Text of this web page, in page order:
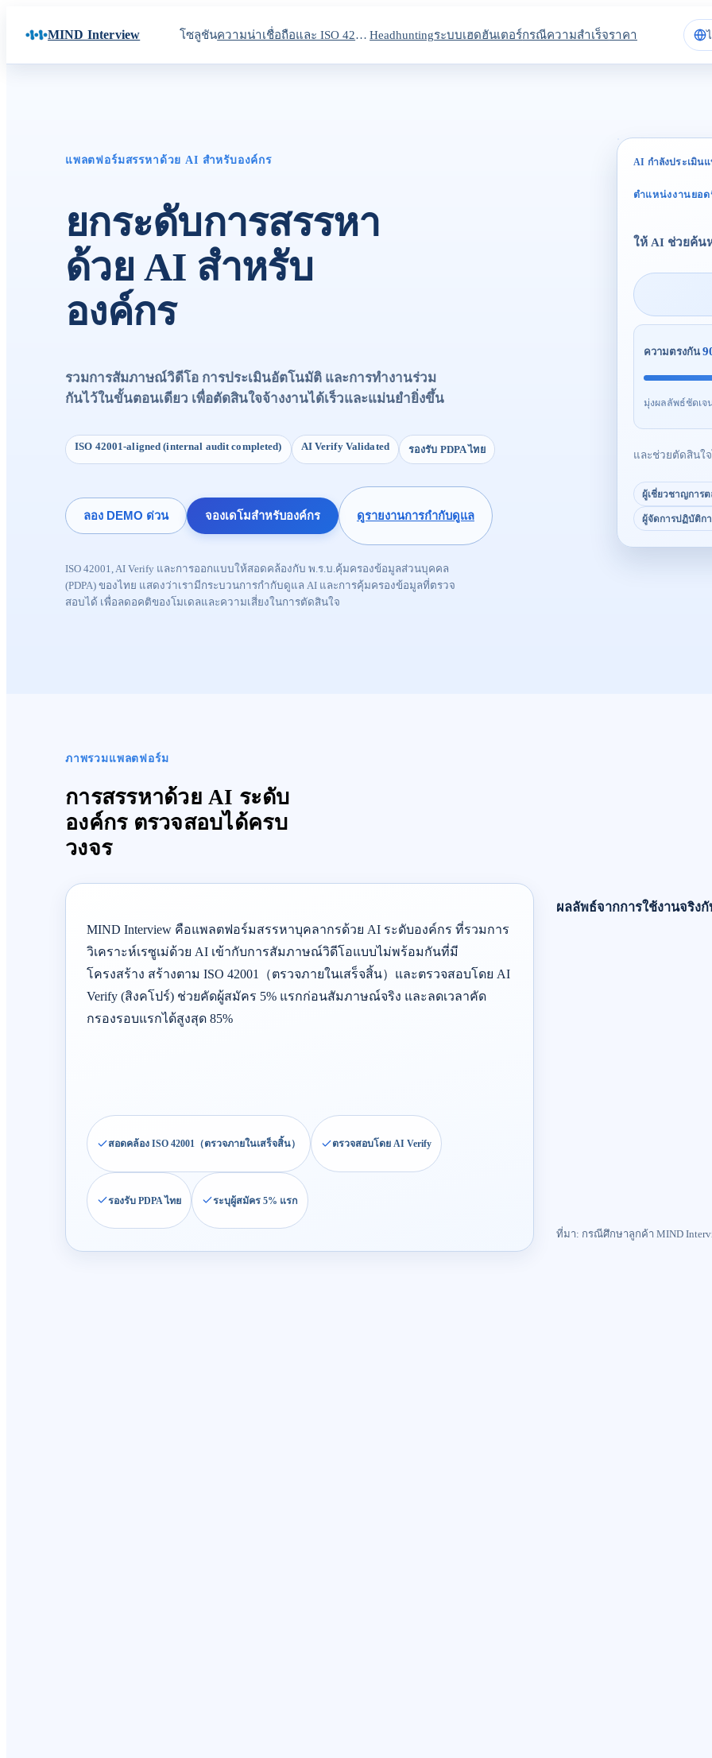
MIND Interview โซลูชัน ความน่าเชื่อถือและ ISO 42001 Headhuntingระบบเฮดฮันเตอร์กรณีความสำเร็จราคา
แพลตฟอร์มสรรหาด้วย AI สำหรับองค์กร
ยกระดับการสรรหา
ด้วย AI สำหรับ
องค์กร
รวมการสัมภาษณ์วิดีโอ การประเมินอัตโนมัติ และการทำงานร่วม
กันไว้ในขั้นตอนเดียว เพื่อตัดสินใจจ้างงานได้เร็วและแม่นยำยิ่งขึ้น
ISO 42001-aligned (internal audit completed) AI Verify Validated รองรับ PDPA ไทย
ลอง DEMO ด่วน จองเดโมสำหรับองค์กร ดูรายงานการกำกับดูแล
AI กำลังประเมิน
ตำแหน่งงานยอ
ให้ AI ช่วยค้น
ความตรงกัน
มุ่งผลลัพธ์ชัดเจ
และช่วยตัดสินใ
ผู้เชี่ยวชาญการ
ผู้จัดการปฏิบัติก
ISO 42001, AI Verify และการออกแบบให้สอดคล้องกับ พ.ร.บ.คุ้มครองข้อมูลส่วนบุคคล
(PDPA) ของไทย แสดงว่าเรามีกระบวนการกำกับดูแล AI และการคุ้มครองข้อมูลที่ตรวจ
สอบได้ เพื่อลดอคติของโมเดลและความเสี่ยงในการตัดสินใจ
ภาพรวมแพลตฟอร์ม
การสรรหาด้วย AI ระดับ
องค์กร ตรวจสอบได้ครบ
วงจร
MIND Interview คือแพลตฟอร์มสรรหาบุคลากรด้วย AI ระดับองค์กร ที่รวมการ
วิเคราะห์เรซูเม่ด้วย AI เข้ากับการสัมภาษณ์วิดีโอแบบไม่พร้อมกันที่มี
โครงสร้าง สร้างตาม ISO 42001（ตรวจภายในเสร็จสิ้น）และตรวจสอบโดย AI
Verify (สิงคโปร์) ช่วยคัดผู้สมัคร 5% แรกก่อนสัมภาษณ์จริง และลดเวลาคัด
กรองรอบแรกได้สูงสุด 85%
สอดคล้อง ISO 42001（ตรวจภายในเสร็จสิ้น） ตรวจสอบโดย AI Verify
รองรับ PDPA ไทย ระบุผู้สมัคร 5% แรก
ผลลัพธ์จากการใช้งานจริง
ที่มา: กรณีศึกษาลูกค้า MIND